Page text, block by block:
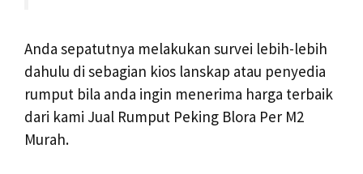
Anda sepatutnya melakukan survei lebih-lebih
dahulu di sebagian kios lanskap atau penyedia
rumput bila anda ingin menerima harga terbaik
dari kami Jual Rumput Peking Blora Per M2
Murah.